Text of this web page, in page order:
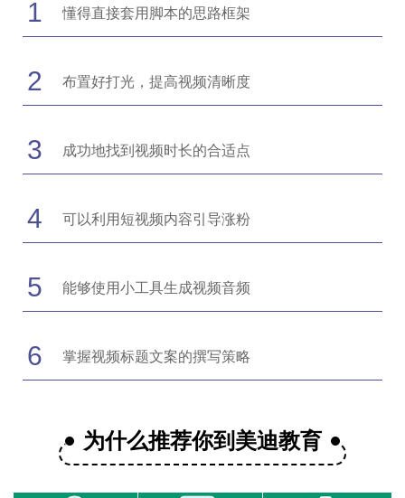
1 懂得直接套用脚本的思路框架
2 布置好打光，提高视频清晰度
3 成功地找到视频时长的合适点
4 可以利用短视频内容引导涨粉
5 能够使用小工具生成视频音频
6 掌握视频标题文案的撰写策略
为什么推荐你到美迪教育